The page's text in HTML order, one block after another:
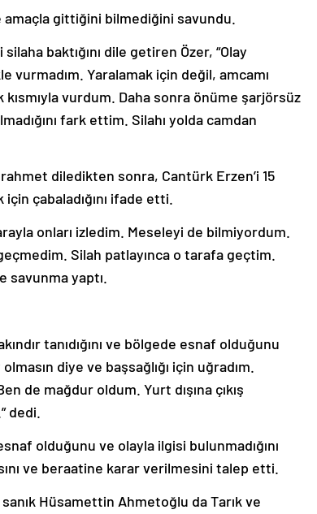
amaçla gittiğini bilmediğini savundu.
baktığını dile getiren Özer, “Olay
vurmadım. Yaralamak için değil, amcamı
vurdum. Daha sonra önüme şarjörsüz
fark ettim. Silahı yolda camdan
diledikten sonra, Cantürk Erzen’i 15
için çabaladığını ifade etti.
onları izledim. Meseleyi de bilmiyordum.
Silah patlayınca o tarafa geçtim.
savunma yaptı.
tanıdığını ve bölgede esnaf olduğunu
diye ve başsağlığı için uğradım.
de mağdur oldum. Yurt dışına çıkış
dedi.
olduğunu ve olayla ilgisi bulunmadığını
ve beraatine karar verilmesini talep etti.
Hüsamettin Ahmetoğlu da Tarık ve